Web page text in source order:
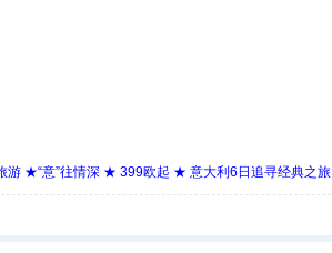
游 ★“意”往情深 ★ 399欧起 ★ 意大利6日追寻经典之旅